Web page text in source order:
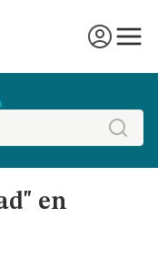
en